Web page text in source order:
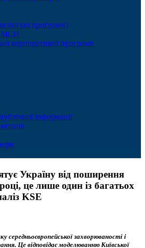
програми)
МСП
корпоративні програми
інформації
Україну від поширення
це лише один із багатьох
KSE
середньоєвропейської захворюваності і
Це відповідає моделюванню Київської